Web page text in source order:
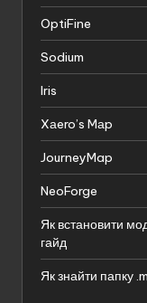
OptiFine
Sodium
Iris
Xаero’s Mаp
JourneyMap
NeoForge
Як встановити
гайд
Як знайти папку